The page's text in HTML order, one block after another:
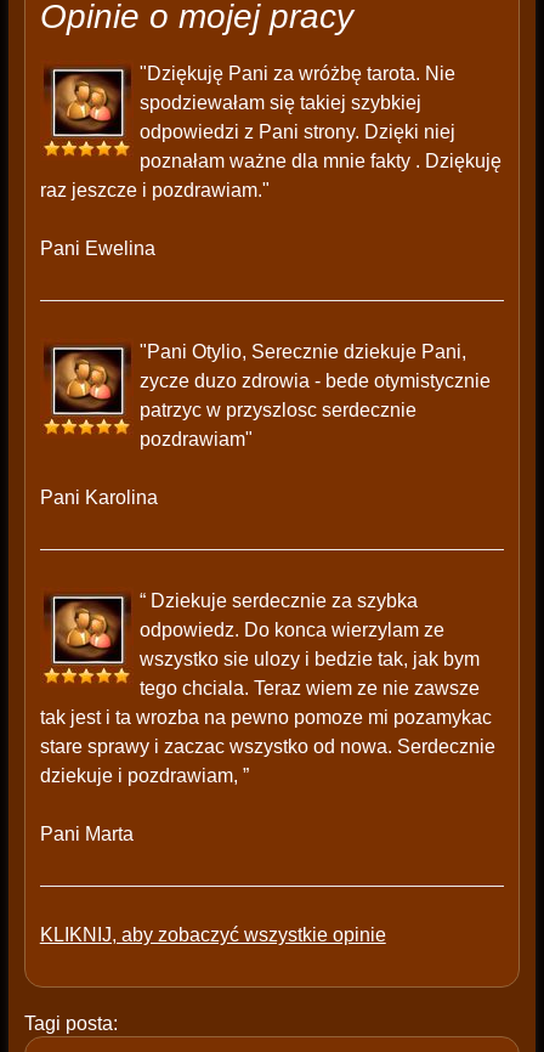
Opinie o mojej pracy
"Dziękuję Pani za wróżbę tarota. Nie
spodziewałam się takiej szybkiej
odpowiedzi z Pani strony. Dzięki niej
poznałam ważne dla mnie fakty . Dziękuję
raz jeszcze i pozdrawiam."
Pani Ewelina
"Pani Otylio, Serecznie dziekuje Pani,
zycze duzo zdrowia - bede otymistycznie
patrzyc w przyszlosc serdecznie
pozdrawiam"
Pani Karolina
“ Dziekuje serdecznie za szybka
odpowiedz. Do konca wierzylam ze
wszystko sie ulozy i bedzie tak, jak bym
tego chciala. Teraz wiem ze nie zawsze
tak jest i ta wrozba na pewno pomoze mi pozamykac
stare sprawy i zaczac wszystko od nowa. Serdecznie
dziekuje i pozdrawiam, ”
Pani Marta
KLIKNIJ, aby zobaczyć wszystkie opinie
Tagi posta: